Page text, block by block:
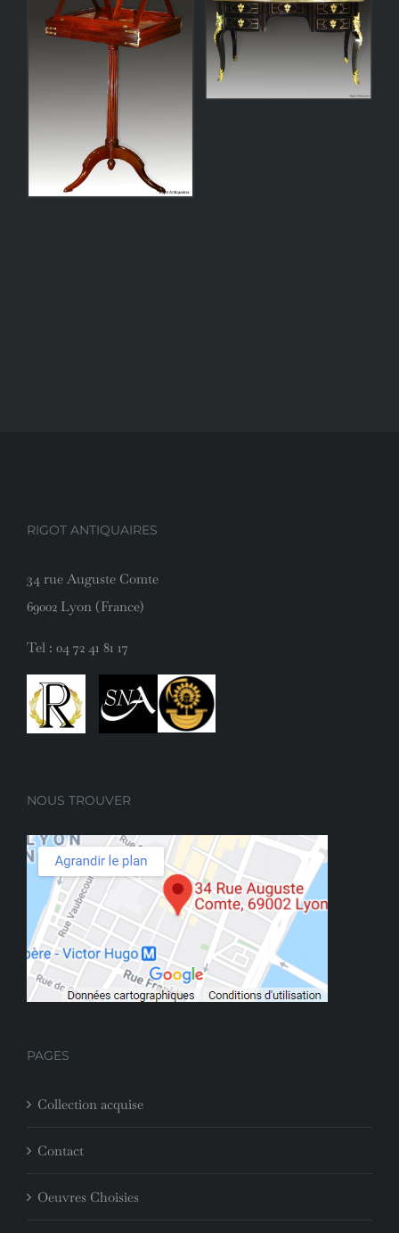
RIGOT ANTIQUAIRES
34 rue Auguste Comte
69002 Lyon (France)
Tel : 04 72 41 81 17
NOUS TROUVER
PAGES
Collection acquise
Contact
Oeuvres Choisies